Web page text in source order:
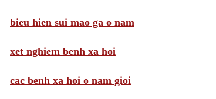
bieu hien sui mao ga o nam
xet nghiem benh xa hoi
cac benh xa hoi o nam gioi